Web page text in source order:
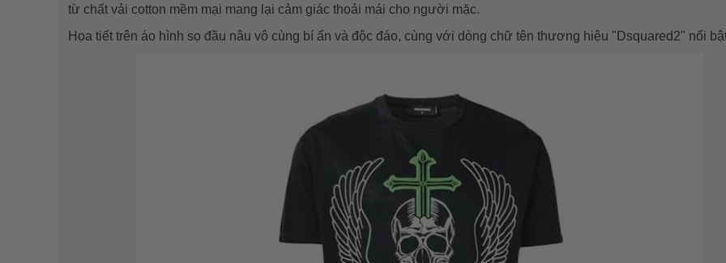
từ chất vải cotton mềm mại mang lại cảm giác thoải mái cho người mặc.
Họa tiết trên áo hình sọ đầu nâu vô cùng bí ẩn và độc đáo, cùng với dòng chữ tên thương hiệu "Dsquared2" nổi